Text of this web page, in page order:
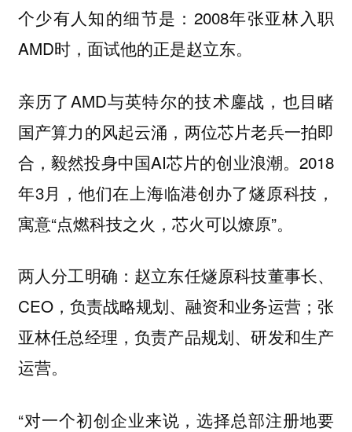
个少有人知的细节是：2008年张亚林入职
AMD时，面试他的正是赵立东。
亲历了AMD与英特尔的技术鏖战，也目睹
国产算力的风起云涌，两位芯片老兵一拍即
合，毅然投身中国AI芯片的创业浪潮。2018
年3月，他们在上海临港创办了燧原科技，
寓意“点燃科技之火，芯火可以燎原”。
两人分工明确：赵立东任燧原科技董事长、
CEO，负责战略规划、融资和业务运营；张
亚林任总经理，负责产品规划、研发和生产
运营。
“对一个初创企业来说，选择总部注册地要